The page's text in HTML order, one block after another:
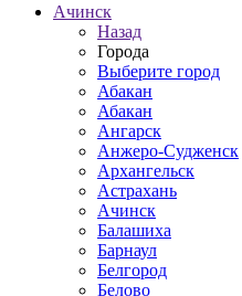
Ачинск
Назад
Города
Выберите город
Абакан
Абакан
Ангарск
Анжеро-Судженск
Архангельск
Астрахань
Ачинск
Балашиха
Барнаул
Белгород
Белово